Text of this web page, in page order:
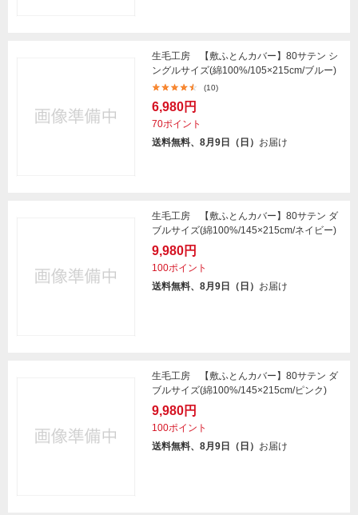
生毛工房 【敷ふとんカバー】80サテン シ
ングルサイズ(綿100%/105×215cm/ブルー)
(10)
6,980円
70ポイント
送料無料、8月9日（日） お届け
生毛工房 【敷ふとんカバー】80サテン ダ
ブルサイズ(綿100%/145×215cm/ネイビー)
9,980円
100ポイント
送料無料、8月9日（日） お届け
生毛工房 【敷ふとんカバー】80サテン ダ
ブルサイズ(綿100%/145×215cm/ピンク)
9,980円
100ポイント
送料無料、8月9日（日） お届け